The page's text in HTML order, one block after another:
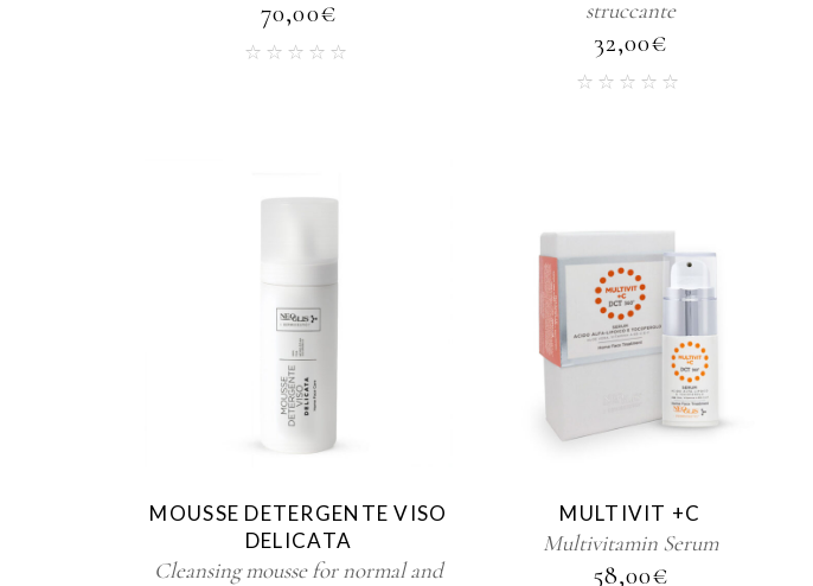
70,00€
struccante
32,00€
MOUSSE DETERGENTE VISO
DELICATA
Cleansing mousse for normal and
MULTIVIT +C
Multivitamin Serum
58,00€